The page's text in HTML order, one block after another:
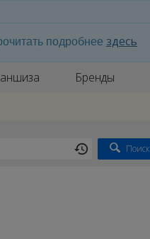
подробнее здесь
Бренды
Поиск